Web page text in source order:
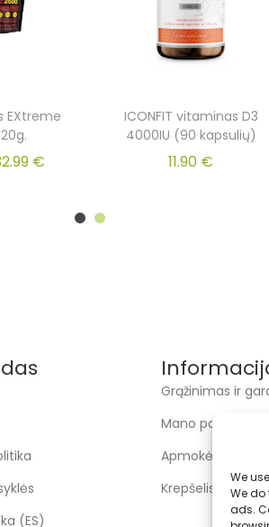
We
We
ads.
EXtreme
€
ICONFIT vitaminas D3
4000IU (90 kapsulių)
11.90 €
(ES)
Grąžinimas ir
Mano paskyra
Apmokėjimas
Krepšelis